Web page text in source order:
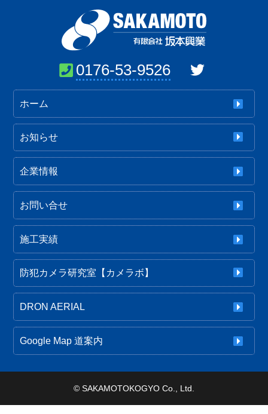
0176-53-9526
ホーム
お知らせ
企業情報
お問い合せ
施工実績
防犯カメラ研究室【カメラボ】
DRON AERIAL
Google Map 道案内
© SAKAMOTOKOGYO Co., Ltd.